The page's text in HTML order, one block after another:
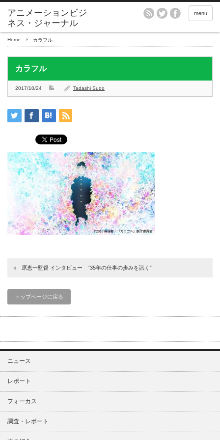
アニメーションビジ
ネス・ジャーナル
menu
Home カラフル
カラフル
2017/10/24 Tadashi Sudo
原恵一監督 インタビュー “35年の仕事の歩みを訊く”
トップページに戻る
ニュース
レポート
フォーカス
調査・レポート